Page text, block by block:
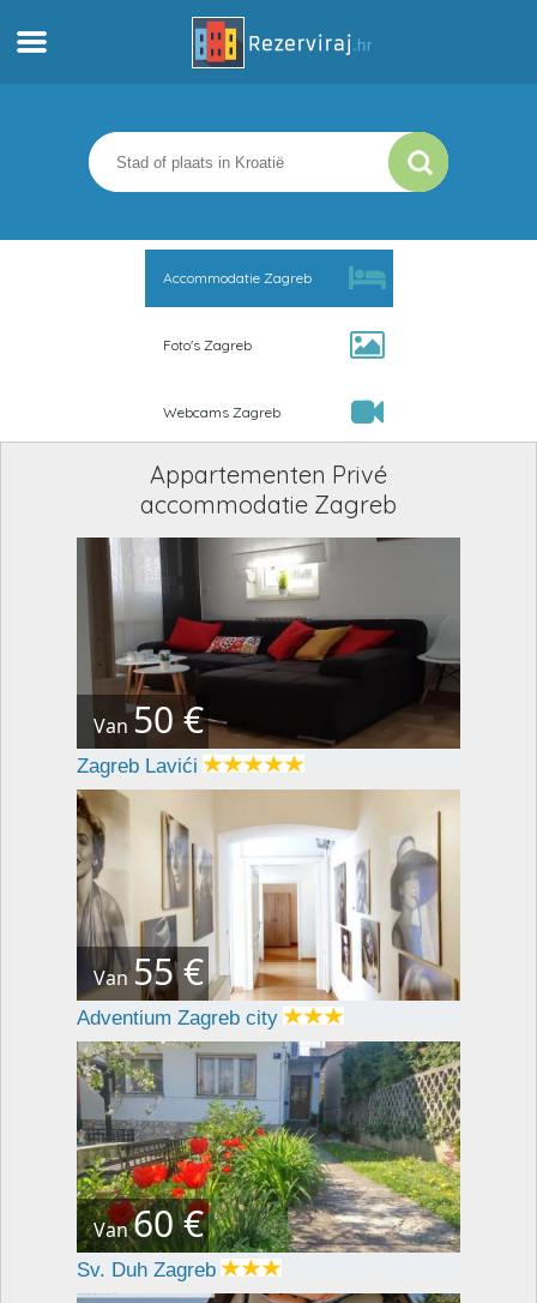
Appartementen
Toeristeninformatie
Accommodatie Zagreb
Foto's Zagreb
Webcams Zagreb
Appartementen Privé
accommodatie Zagreb
Van 50 €
Zagreb Lavići
Van55 €
Adventium Zagreb city
Van60 €
Sv. Duh Zagreb